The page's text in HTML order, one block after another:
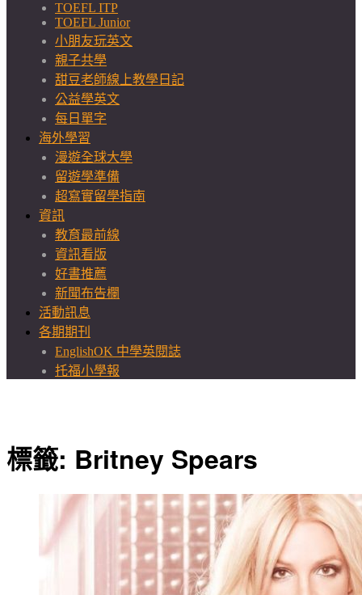
TOEFL ITP
TOEFL Junior
小朋友玩英文
親子共學
甜豆老師線上教學日記
公益學英文
每日單字
海外學習
漫遊全球大學
留遊學準備
超寫實留學指南
資訊
教育最前線
資訊看版
好書推薦
新聞布告欄
活動訊息
各期期刊
EnglishOK 中學英閱誌
托福小學報
標籤: Britney Spears